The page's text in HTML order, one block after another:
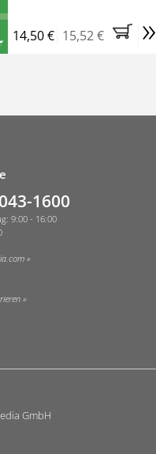
14,50 € 15,52 € »
1600
9:00 - 16:00
GmbH